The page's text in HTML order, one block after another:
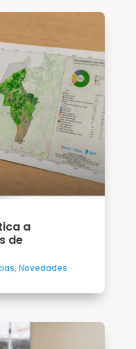
a
de
,Novedades